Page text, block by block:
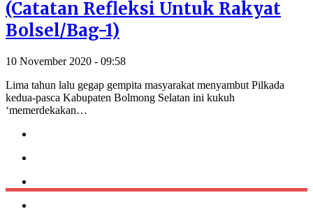
(Catatan Refleksi Untuk Rakyat
Bolsel/Bag-1)
10 November 2020 - 09:58
Lima tahun lalu gegap gempita masyarakat menyambut Pilkada
kedua-pasca Kabupaten Bolmong Selatan ini kukuh
‘memerdekakan…